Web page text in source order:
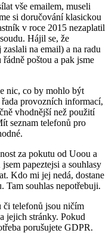
vše emailem, museli
si doručování klasickou
v roce 2015 nezaplatil
Hájil se, že
na email) a na radu
poštou a pak jsme
nic, co by mohlo být
provozních informací,
vhodnější než použití
seznam telefonů pro
za pokutu od Uoou a
papeztejsi a souhlasy
Kdo mi jej nedá, dostane
Tam souhlas nepotřebuji.
či telefonů jsou ničím
jejich stránky. Pokud
porušujete GDPR.